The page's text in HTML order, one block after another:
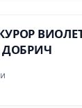
ДОБРИЧ